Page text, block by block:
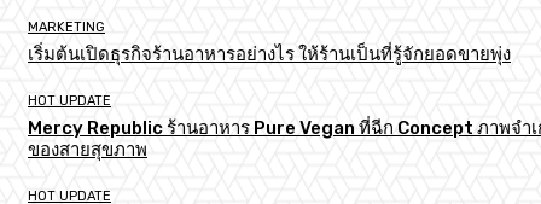
MARKETING
เริ่มต้นเปิดธุรกิจร้านอาหารอย่างไร ให้ร้านเป็นที่รู้จักยอดขายพุ่ง
HOT UPDATE
Mercy Republic ร้านอาหาร Pure Vegan ที่ฉีก Concept ภาพจำเ
ของสายสุขภาพ
HOT UPDATE